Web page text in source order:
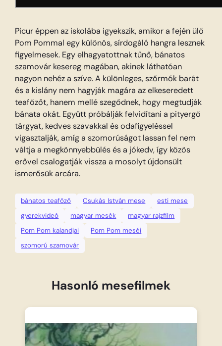
Picur éppen az iskolába igyekszik, amikor a fején ülő
Pom Pommal egy különös, sírdogáló hangra lesznek
figyelmesek. Egy elhagyatottnak tűnő, bánatos
szamovár kesereg magában, akinek láthatóan
nagyon nehéz a szíve. A különleges, szőrmók barát
és a kislány nem hagyják magára az elkeseredett
teafőzőt, hanem mellé szegődnek, hogy megtudják
bánata okát. Együtt próbálják felvidítani a pityergő
tárgyat, kedves szavakkal és odafigyeléssel
vigasztalják, amíg a szomorúságot lassan fel nem
váltja a megkönnyebbülés és a jókedv, így közös
erővel csalogatják vissza a mosolyt újdonsült
ismerősük arcára.
bánatos teafőző Csukás István mese
esti mese
gyerekvideó
magyar mesék
magyar rajzfilm
Pom Pom kalandjai
Pom Pom meséi
szomorú szamovár
Hasonló mesefilmek